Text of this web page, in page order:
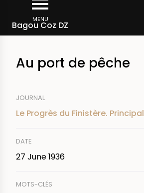
main
MENU
Bagou Coz DZ
Breadcrumb
Au port de pêche
JOURNAL
Le Progrès du Finistère. Principal
DATE
27 June 1936
MOTS-CLÉS